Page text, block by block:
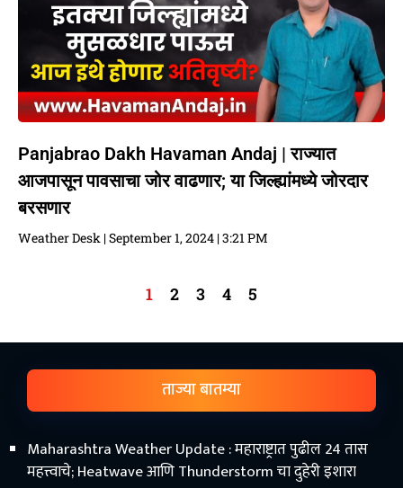
Panjabrao Dakh Havaman Andaj | राज्यात
आजपासून पावसाचा जोर वाढणार; या जिल्ह्यांमध्ये जोरदार
बरसणार
Weather Desk September 1, 2024 3:21 PM
1 2 3 4 5
ताज्या बातम्या
Maharashtra Weather Update : महाराष्ट्रात पुढील 24 तास
महत्त्वाचे; Heatwave आणि Thunderstorm चा दुहेरी इशारा